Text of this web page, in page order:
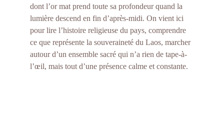
dont l’or mat prend toute sa profondeur quand la
lumière descend en fin d’après-midi. On vient ici
pour lire l’histoire religieuse du pays, comprendre
ce que représente la souveraineté du Laos, marcher
autour d’un ensemble sacré qui n’a rien de tape-à-
l’œil, mais tout d’une présence calme et constante.